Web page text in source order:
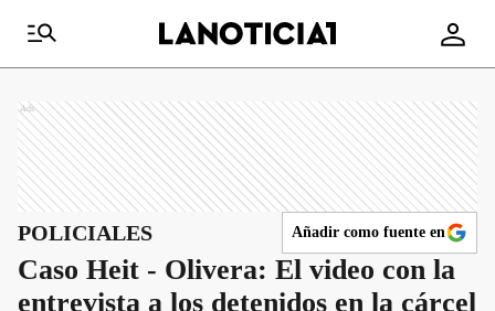
Ads
POLICIALES Añadir como fuente en
Caso Heit - Olivera: El video con la
entrevista a los detenidos en la cárcel